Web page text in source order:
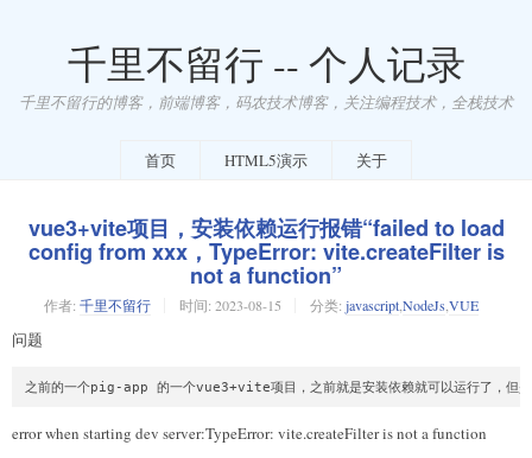
千里不留行 -- 个人记录
千里不留行的博客，前端博客，码农技术博客，关注编程技术，全栈技术
首页 HTML5演示 关于
vue3+vite项目，安装依赖运行报错“failed to load
config from xxx，TypeError: vite.createFilter is
not a function”
作者: 千里不留行 时间: 2023-08-15 分类: javascriptNodeJs VUE
问题
之前的一个pig-app 的一个vue3+vite项目，之前就是安装依赖就可以运行了，但是
error when starting dev server:TypeError: vite.createFilter is not a function